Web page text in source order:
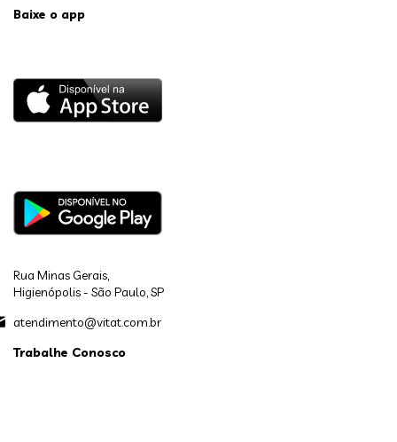
Baixe o app
Rua Minas Gerais,
Higienópolis - São Paulo, SP
atendimento@vitat.com.br
Trabalhe Conosco